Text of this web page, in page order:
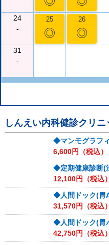
24
-
25
◎
26
◎
31
-
しんえい内科健診クリニ
◆マンモグラフ
6,600円（税込）
◆定期健康診断(
12,100円（税込）
◆人間ドック(胃
31,570円（税込）
◆人間ドック(胃
42,750円（税込）